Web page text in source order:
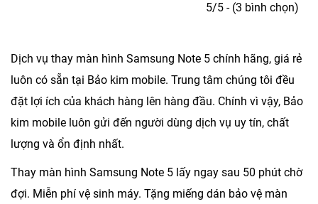
5/5 - (3 bình chọn)
Dịch vụ thay màn hình Samsung Note 5 chính hãng, giá rẻ
luôn có sẵn tại Bảo kim mobile. Trung tâm chúng tôi đều
đặt lợi ích của khách hàng lên hàng đầu. Chính vì vậy, Bảo
kim mobile luôn gửi đến người dùng dịch vụ uy tín, chất
lượng và ổn định nhất.
Thay màn hình Samsung Note 5 lấy ngay sau 50 phút chờ
đợi. Miễn phí vệ sinh máy. Tặng miếng dán bảo vệ màn